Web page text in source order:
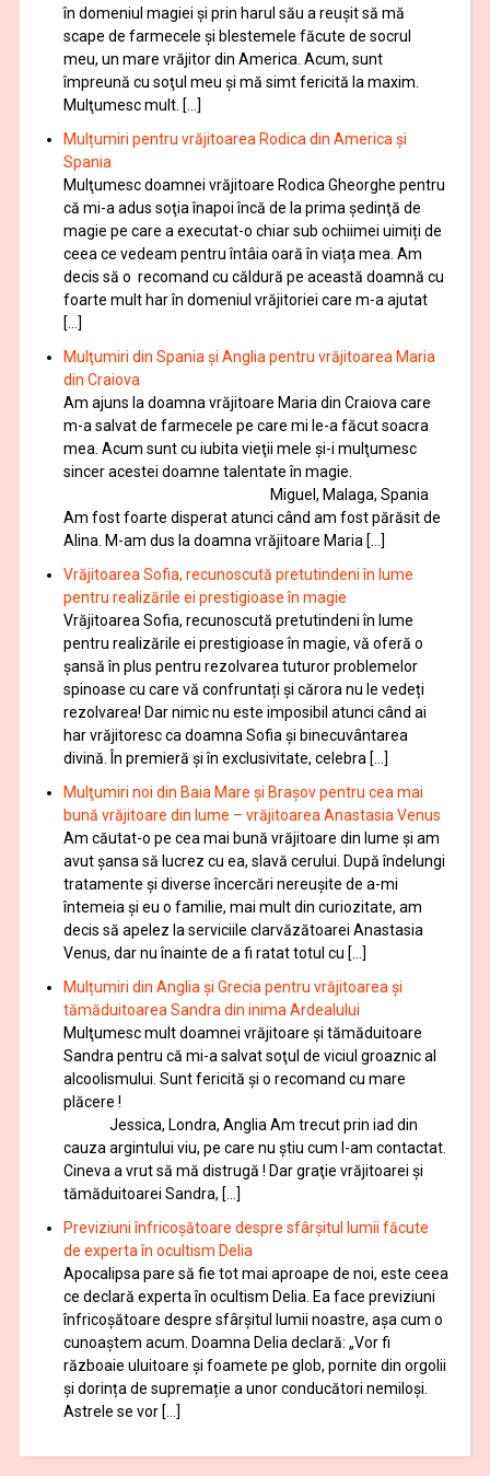
în domeniul magiei şi prin harul său a reuşit să mă
scape de farmecele şi blestemele făcute de socrul
meu, un mare vrăjitor din America. Acum, sunt
împreună cu soţul meu şi mă simt fericită la maxim.
Mulţumesc mult. […]
Mulțumiri pentru vrăjitoarea Rodica din America și
Spania
Mulţumesc doamnei vrăjitoare Rodica Gheorghe pentru
că mi-a adus soţia înapoi încă de la prima şedinţă de
magie pe care a executat-o chiar sub ochiimei uimiți de
ceea ce vedeam pentru întâia oară în viața mea. Am
decis să o recomand cu căldură pe această doamnă cu
foarte mult har în domeniul vrăjitoriei care m-a ajutat
[…]
Mulţumiri din Spania şi Anglia pentru vrăjitoarea Maria
din Craiova
Am ajuns la doamna vrăjitoare Maria din Craiova care
m-a salvat de farmecele pe care mi le-a făcut soacra
mea. Acum sunt cu iubita vieţii mele şi-i mulţumesc
sincer acestei doamne talentate în magie.
Miguel, Malaga, Spania
Am fost foarte disperat atunci când am fost părăsit de
Alina. M-am dus la doamna vrăjitoare Maria […]
Vrăjitoarea Sofia, recunoscută pretutindeni în lume
pentru realizările ei prestigioase în magie
Vrăjitoarea Sofia, recunoscută pretutindeni în lume
pentru realizările ei prestigioase în magie, vă oferă o
şansă în plus pentru rezolvarea tuturor problemelor
spinoase cu care vă confruntați și cărora nu le vedeți
rezolvarea! Dar nimic nu este imposibil atunci când ai
har vrăjitoresc ca doamna Sofia şi binecuvântarea
divină. În premieră şi în exclusivitate, celebra […]
Mulţumiri noi din Baia Mare și Brașov pentru cea mai
bună vrăjitoare din lume – vrăjitoarea Anastasia Venus
Am căutat-o pe cea mai bună vrăjitoare din lume și am
avut șansa să lucrez cu ea, slavă cerului. După îndelungi
tratamente şi diverse încercări nereușite de a-mi
întemeia şi eu o familie, mai mult din curiozitate, am
decis să apelez la serviciile clarvăzătoarei Anastasia
Venus, dar nu înainte de a fi ratat totul cu […]
Mulțumiri din Anglia și Grecia pentru vrăjitoarea și
tămăduitoarea Sandra din inima Ardealului
Mulţumesc mult doamnei vrăjitoare și tămăduitoare
Sandra pentru că mi-a salvat soţul de viciul groaznic al
alcoolismului. Sunt fericită și o recomand cu mare
plăcere !
Jessica, Londra, Anglia Am trecut prin iad din
cauza argintului viu, pe care nu știu cum l-am contactat.
Cineva a vrut să mă distrugă ! Dar graţie vrăjitoarei și
tămăduitoarei Sandra, […]
Previziuni înfricoșătoare despre sfârșitul lumii făcute
de experta în ocultism Delia
Apocalipsa pare să fie tot mai aproape de noi, este ceea
ce declară experta în ocultism Delia. Ea face previziuni
înfricoșătoare despre sfârșitul lumii noastre, așa cum o
cunoaștem acum. Doamna Delia declară: „Vor fi
războaie uluitoare și foamete pe glob, pornite din orgolii
și dorința de supremație a unor conducători nemiloși.
Astrele se vor […]